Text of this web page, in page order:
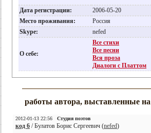
Дата регистрации:
2006-05-20
Место проживания:
Россия
Skype:
nefed
О себе:
Все стихи
Все песни
Вся проза
Диалоги с Платтом
работы автора, выставленные
2012-01-13 22:56 Студия поэтов
код 6 / Булатов Борис Сергеевич (nefed)